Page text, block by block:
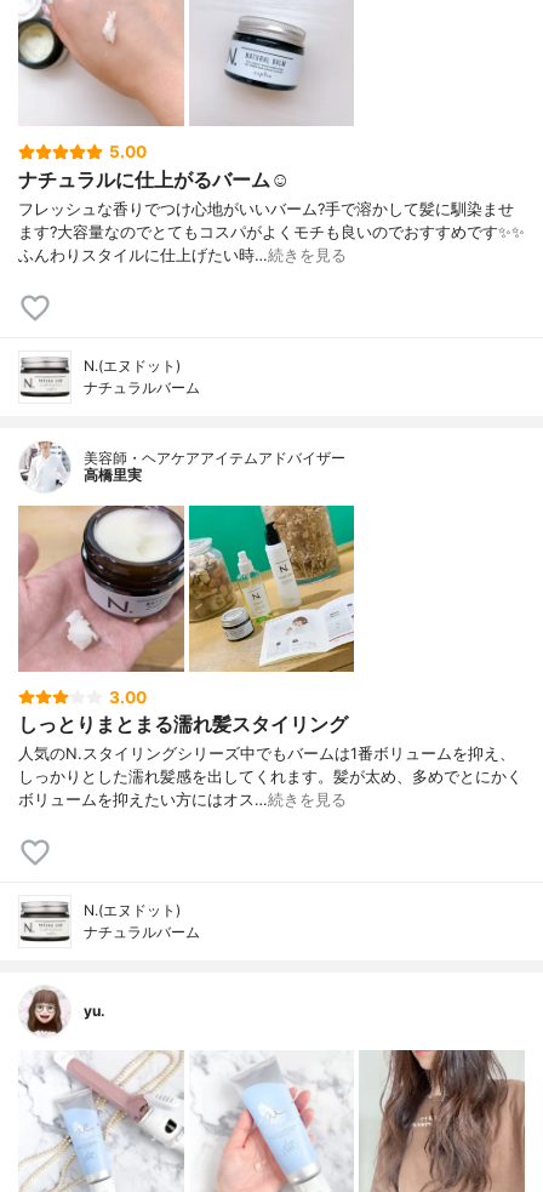
5.00
ナチュラルに仕上がるバーム☺️
フレッシュな香りでつけ心地がいいバーム?手で溶かして髪に馴染ませ
ます?大容量なのでとてもコスパがよくモチも良いのでおすすめです✨✨
ふんわりスタイルに仕上げたい時…続きを見る
N.(エヌドット)
ナチュラルバーム
美容師・ヘアケアアイテムアドバイザー
高橋里実
3.00
しっとりまとまる濡れ髪スタイリング
人気のN.スタイリングシリーズ中でもバームは1番ボリュームを抑え、
しっかりとした濡れ髪感を出してくれます。髪が太め、多めでとにかく
ボリュームを抑えたい方にはオス…続きを見る
N.(エヌドット)
ナチュラルバーム
yu.